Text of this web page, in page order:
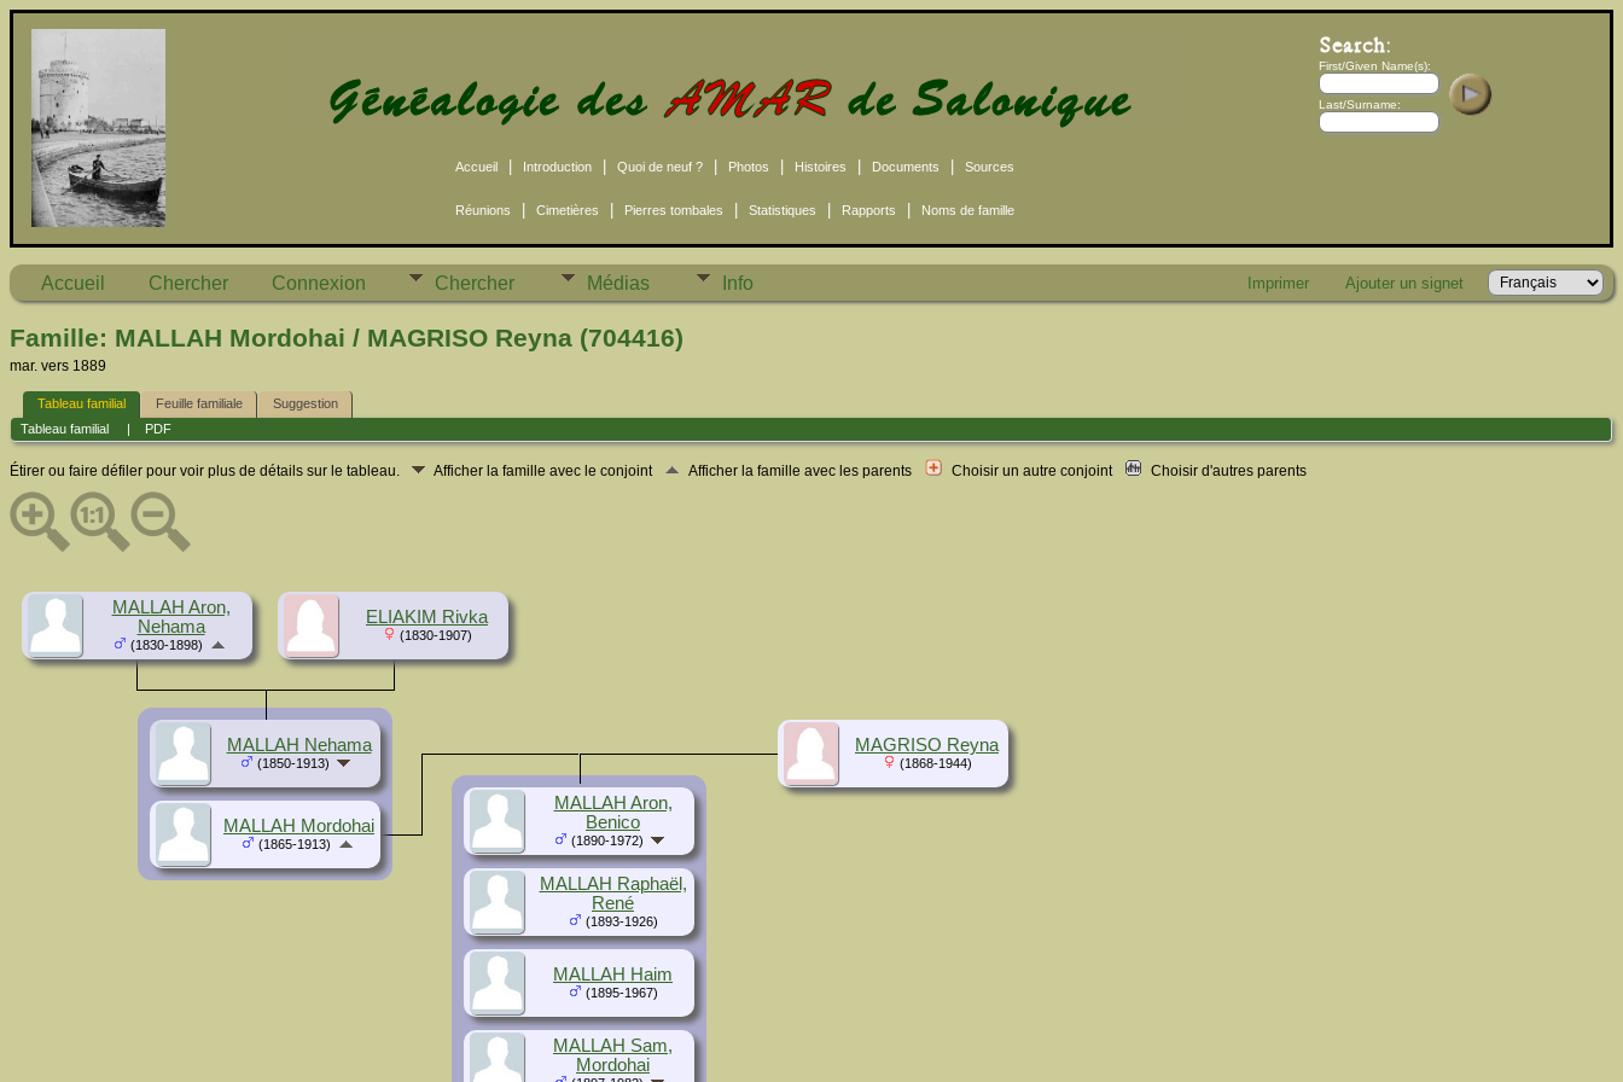
Accueil Introduction Quoi de neuf ? Photos Histoires Documents Sources
Réunions Cimetières Pierres tombales Statistiques Rapports Noms de famille
First/Given Name(s):
Last/Surname:
Accueil Chercher Connexion Chercher Médias Info Imprimer Ajouter un signet
Famille: MALLAH Mordohai / MAGRISO Reyna (704416)
mar. vers 1889
Tableau familial Feuille familiale
Suggestion
Tableau familial
PDF
Étirer ou faire défiler pour voir plus de détails sur le tableau. Afficher la famille avec le conjoint Afficher la famille avec les parents Choisir un autre conjoint Choisir d'autres parents
MALLAH Aron,
Nehama
(1830-1898)
ELIAKIM Rivka
(1830-1907)
MALLAH Nehama
(1850-1913)
MALLAH Mordohai
(1865-1913)
MAGRISO Reyna
(1868-1944)
MALLAH Aron,
Benico
(1890-1972)
MALLAH Raphaël,
René
(1893-1926)
MALLAH Haim
(1895-1967)
MALLAH Sam,
Mordohai